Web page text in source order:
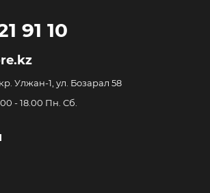
91 10
Улжан-1, ул. Бозарал 58
- 18.00 Пн. Сб.